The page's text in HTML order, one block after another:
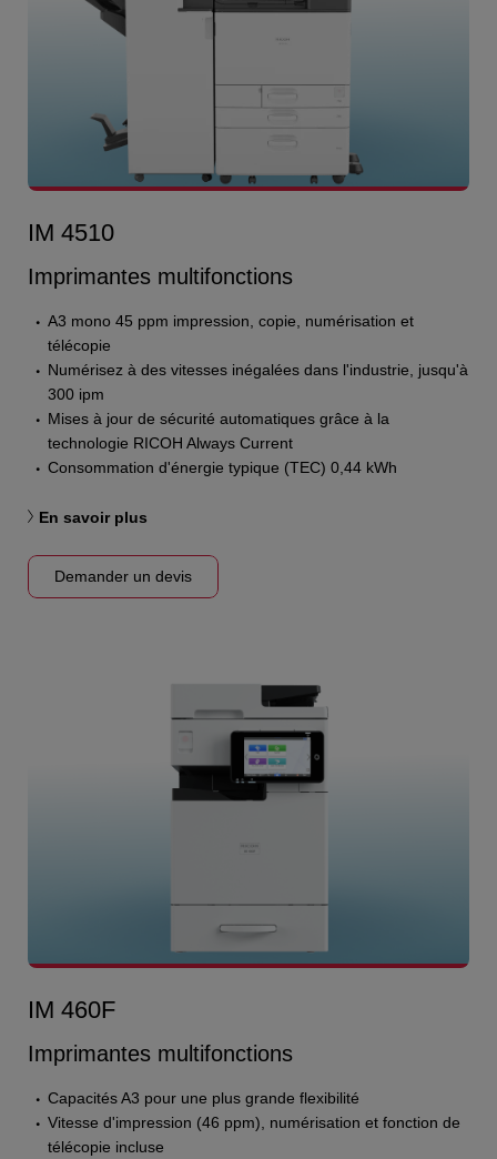
IM 4510
Imprimantes multifonctions
A3 mono 45 ppm impression, copie, numérisation et
télécopie
Numérisez à des vitesses inégalées dans l'industrie, jusqu'à
300 ipm
Mises à jour de sécurité automatiques grâce à la
technologie RICOH Always Current
Consommation d'énergie typique (TEC) 0,44 kWh
En savoir plus
Demander un devis
IM 460F
Imprimantes multifonctions
Capacités A3 pour une plus grande flexibilité
Vitesse d'impression (46 ppm), numérisation et fonction de
télécopie incluse